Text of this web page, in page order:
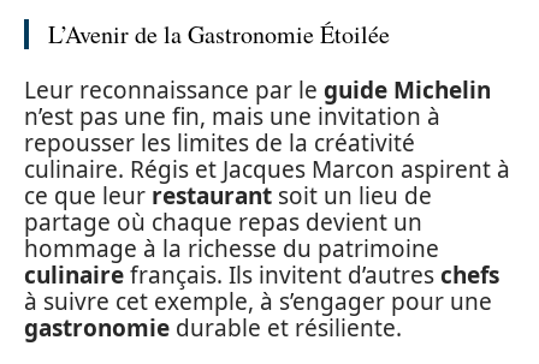
L’Avenir de la Gastronomie Étoilée
Leur reconnaissance par le guide Michelin
n’est pas une fin, mais une invitation à
repousser les limites de la créativité
culinaire. Régis et Jacques Marcon aspirent à
ce que leur restaurant soit un lieu de
partage où chaque repas devient un
hommage à la richesse du patrimoine
culinairefrançais. Ils invitent d’autreschefs
à suivre cet exemple, à s’engager pour une
gastronomie durable et résiliente.